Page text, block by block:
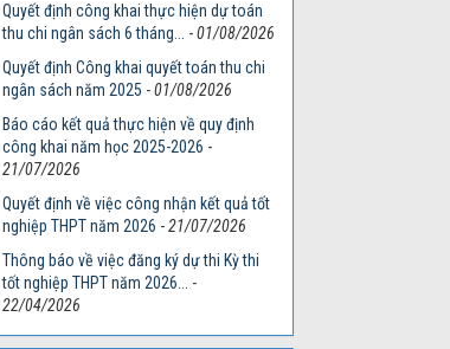
Quyết định công khai thực hiện dự toán
thu chi ngân sách 6 tháng...
-01/08/2026
Quyết định Công khai quyết toán thu chi
ngân sách năm 2025 -01/08/2026
Báo cáo kết quả thực hiện về quy định
công khai năm học 2025-2026 -
21/07/2026
Quyết định về việc công nhận kết quả tốt
nghiệp THPT năm 2026 -21/07/2026
Thông báo về việc đăng ký dự thi Kỳ thi
tốt nghiệp THPT năm 2026...
-
22/04/2026